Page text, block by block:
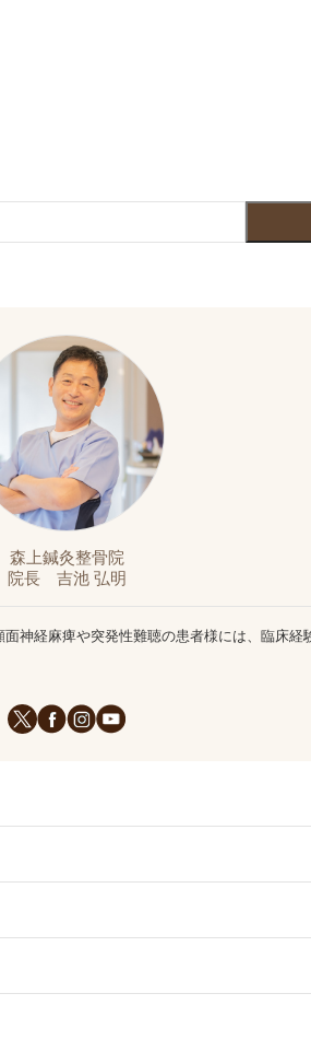
森上鍼灸整骨院
院長 吉池 弘明
神経麻痺や突発性難聴の患者様には、臨床